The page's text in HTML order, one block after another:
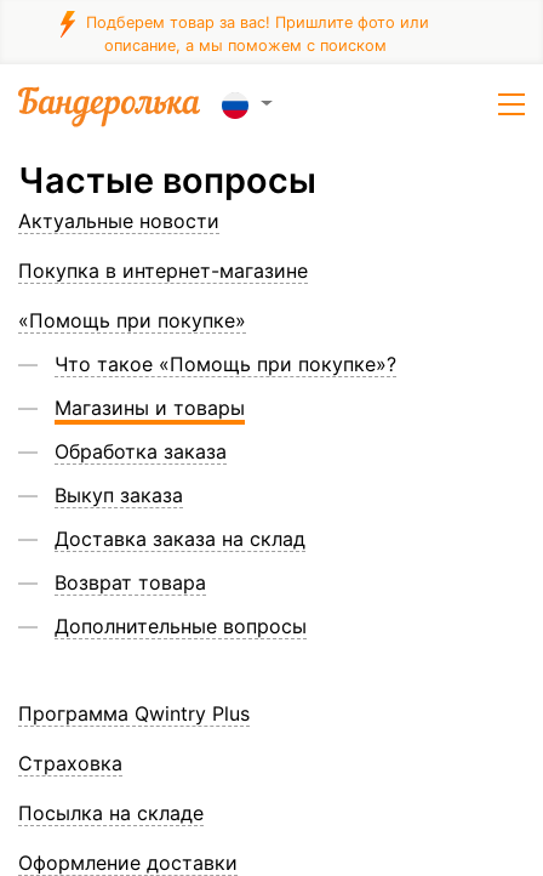
Подберем товар за вас! Пришлите фото или
описание, а мы поможем с поиском
Частые вопросы
Актуальные новости
Покупка в интернет-магазине
«Помощь при покупке»
Что такое «Помощь при покупке»?
Магазины и товары
Обработка заказа
Выкуп заказа
Доставка заказа на склад
Возврат товара
Дополнительные вопросы
Программа Qwintry Plus
Страховка
Посылка на складе
Оформление доставки